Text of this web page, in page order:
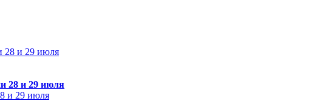
28 и 29 июля
и 29 июля